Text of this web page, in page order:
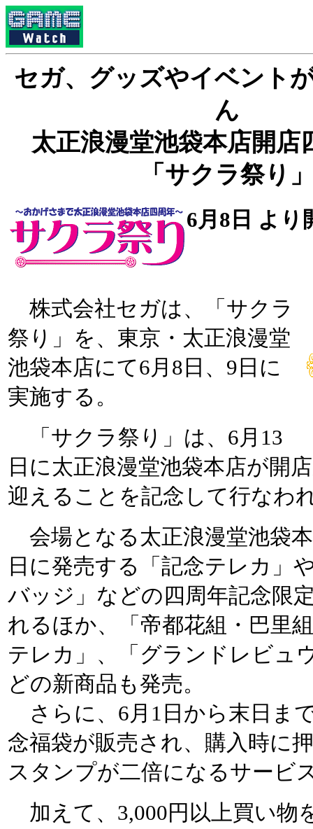
セガ、グッズやイベント
ん
太正浪漫堂池袋本店開店
「サクラ祭り
6月8日 より
株式会社セガは、「サクラ
祭り」を、東京・太正浪漫堂
池袋本店にて6月8日、9日に
実施する。
「サクラ祭り」は、6月13
日に太正浪漫堂池袋本店が開
迎えることを記念して行なわ
会場となる太正浪漫堂池袋
日に発売する「記念テレカ」
バッジ」などの四周年記念限
れるほか、「帝都花組・巴里
テレカ」、「グランドレビュ
どの新商品も発売。
さらに、6月1日から末日ま
念福袋が販売され、購入時に
スタンプが二倍になるサービ
加えて、3,000円以上買い物